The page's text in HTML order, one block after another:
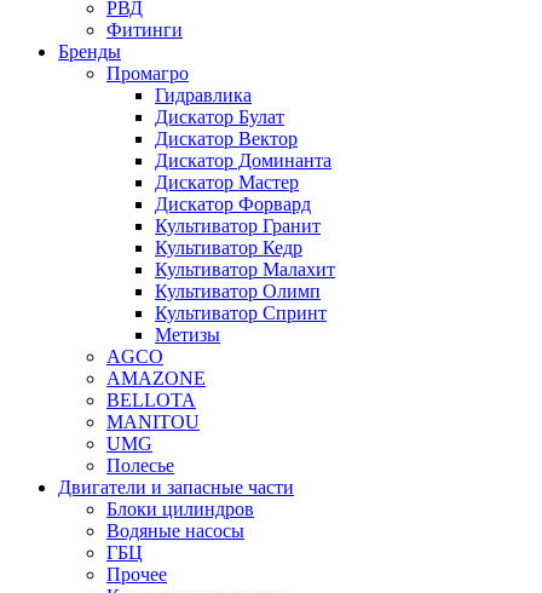
РВД
Фитинги
Бренды
Промагро
Гидравлика
Дискатор Булат
Дискатор Вектор
Дискатор Доминанта
Дискатор Мастер
Дискатор Форвард
Культиватор Гранит
Культиватор Кедр
Культиватор Малахит
Культиватор Олимп
Культиватор Спринт
Метизы
AGCO
AMAZONE
BELLOTA
MANITOU
UMG
Полесье
Двигатели и запасные части
Блоки цилиндров
Водяные насосы
ГБЦ
Прочее